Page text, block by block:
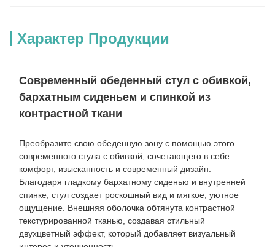
Характер Продукции
Современный обеденный стул с обивкой,
бархатным сиденьем и спинкой из
контрастной ткани
Преобразите свою обеденную зону с помощью этого
современного стула с обивкой, сочетающего в себе
комфорт, изысканность и современный дизайн.
Благодаря гладкому бархатному сиденью и внутренней
спинке, стул создает роскошный вид и мягкое, уютное
ощущение. Внешняя оболочка обтянута контрастной
текстурированной тканью, создавая стильный
двухцветный эффект, который добавляет визуальный